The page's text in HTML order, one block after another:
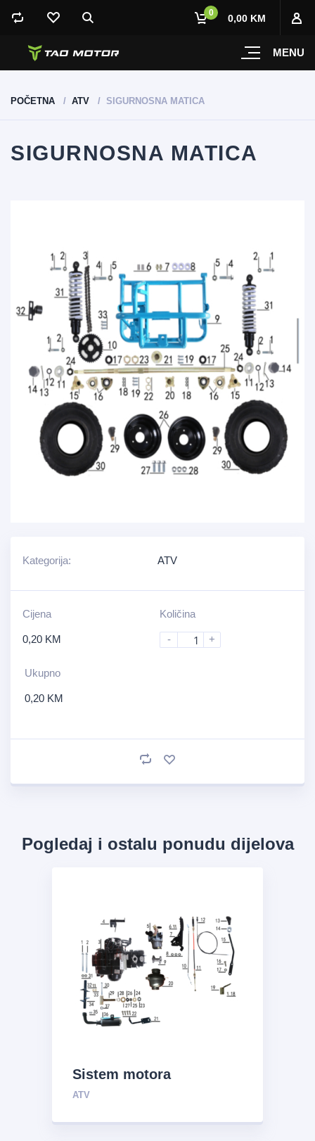
MENU
0 0,00 KM
POČETNA ATV SIGURNOSNA MATICA
SIGURNOSNA MATICA
Kategorija: ATV
Cijena
0,20 KM
Količina
- +
Ukupno
0,20 KM
Pogledaj i ostalu ponudu dijelova
Sistem motora
ATV